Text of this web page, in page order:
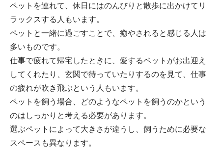
ペットを連れて、休日にはのんびりと散歩に出かけてリ
ラックスする人もいます。
ペットと一緒に過ごすことで、癒やされると感じる人は
多いものです。
仕事で疲れて帰宅したときに、愛するペットがお出迎え
してくれたり、玄関で待っていたりするのを見て、仕事
の疲れが吹き飛ぶという人もいます。
ペットを飼う場合、どのようなペットを飼うのかという
のはしっかりと考える必要があります。
選ぶペットによって大きさが違うし、飼うために必要な
スペースも異なります。